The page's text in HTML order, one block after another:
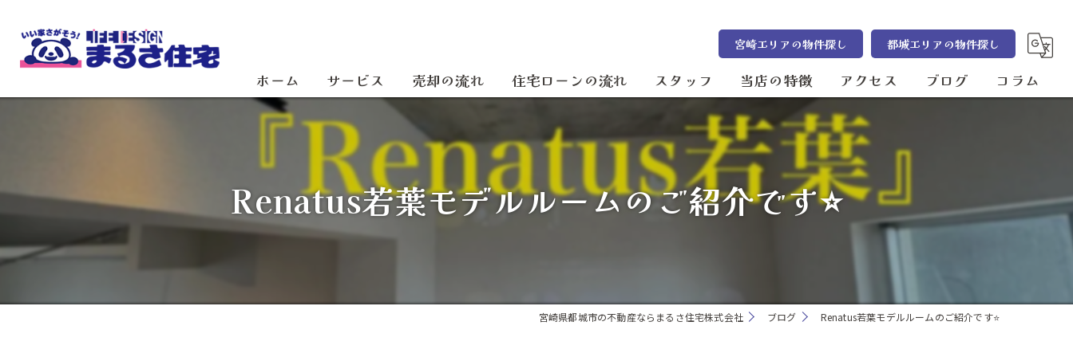
宮崎エリアの物件探し 都城エリアの物件探し
ホーム サービス 売却の流れ 住宅ローンの流れ スタッフ 当店の特徴
売却
宮崎市の不動産
アクセス
まるさ住宅株式会社 都城本店
まるさ住宅株式会社 宮崎店
ブログ コラム
Renatus若葉モデルルームのご紹介です⭐️
宮崎県都城市の不動産ならまるさ住宅株式会社 ブログ Renatus若葉モデルルームのご紹介です⭐️